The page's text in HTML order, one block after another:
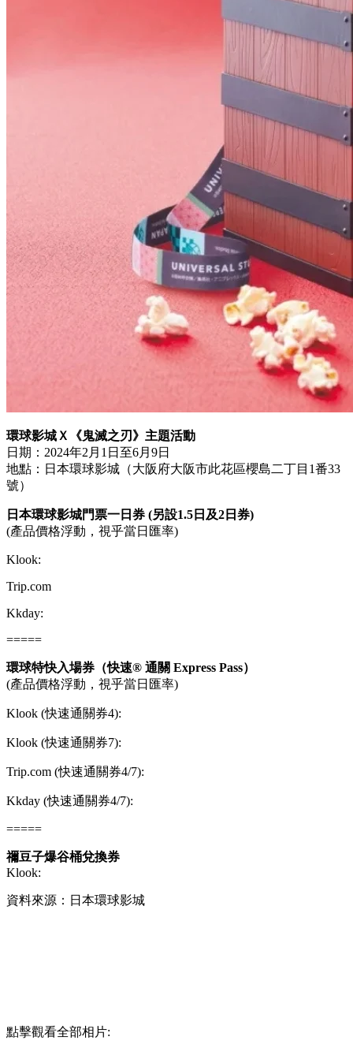
環球影城Ｘ《鬼滅之刃》主題活動
日期：2024年2月1日至6月9日
地點：日本環球影城（大阪府大阪市此花區櫻島二丁目1番33
號）
日本環球影城門票一日券 (另設1.5日及2日券)
(產品價格浮動，視乎當日匯率)
Klook:
Trip.com
Kkday:
=====
環球特快入場券（快速® 通關 Express Pass）
(產品價格浮動，視乎當日匯率)
Klook (快速通關券4):
Klook (快速通關券7):
Trip.com (快速通關券4/7):
Kkday (快速通關券4/7):
=====
禰豆子爆谷桶兌換券
Klook:
資料來源：日本環球影城
點擊觀看全部相片: